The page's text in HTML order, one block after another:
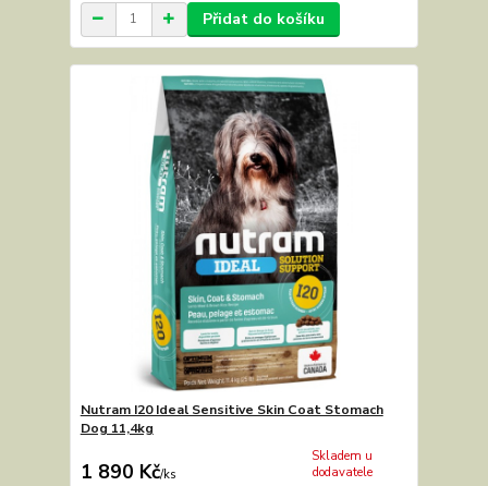
Přidat do košíku
Nutram I20 Ideal Sensitive Skin Coat Stomach
Dog 11,4kg
1 890 Kč/ks
Skladem u
dodavatele